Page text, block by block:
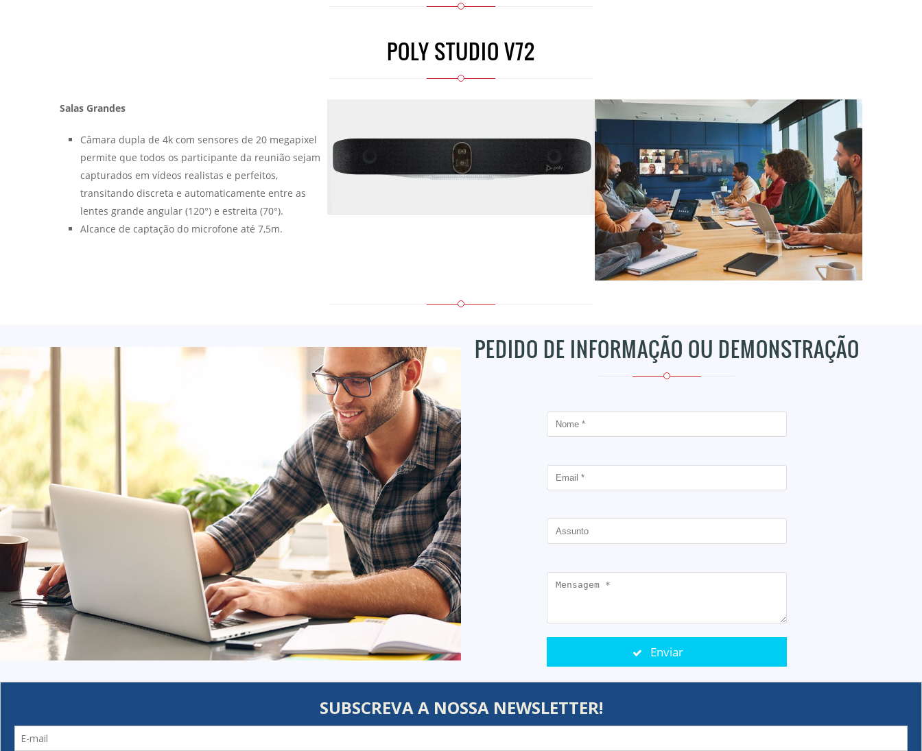
POLY STUDIO V72
Salas Grandes
Câmara dupla de 4k com sensores de 20 megapixel
permite que todos os participante da reunião sejam
capturados em vídeos realistas e perfeitos,
transitando discreta e automaticamente entre as
lentes grande angular (120°) e estreita (70°).
Alcance de captação do microfone até 7,5m.
PEDIDO DE INFORMAÇÃO OU DEMONSTRAÇÃO